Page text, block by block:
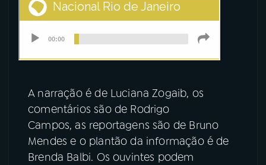
A narração é de Luciana Zogaib, os
comentários são de Rodrigo
Campos, as reportagens são de Bruno
Mendes e o plantão da informação é de
Brenda Balbi. Os ouvintes podem